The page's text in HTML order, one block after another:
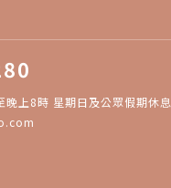
晚上8時 星期日及公眾假期休息